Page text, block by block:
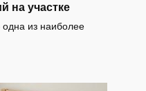
на участке
из наиболее